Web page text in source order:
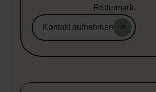
Rödermark.
Kontakt aufnehmen